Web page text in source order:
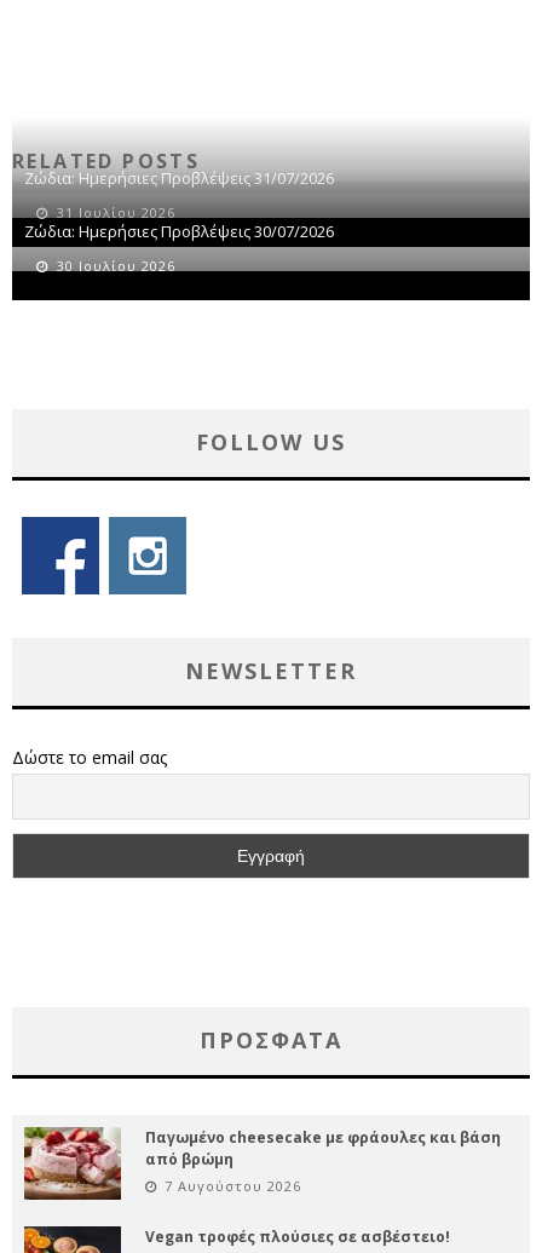
RELATED POSTS
Ζώδια: Ημερήσιες Προβλέψεις 31/07/2026
31 Ιουλίου 2026
Ζώδια: Ημερήσιες Προβλέψεις 30/07/2026
30 Ιουλίου 2026
FOLLOW US
NEWSLETTER
Δώστε το email σας
ΠΡΌΣΦΑΤΑ
Παγωμένο cheesecake με φράουλες και βάση
από βρώμη
7 Αυγούστου 2026
Vegan τροφές πλούσιες σε ασβέστειο!